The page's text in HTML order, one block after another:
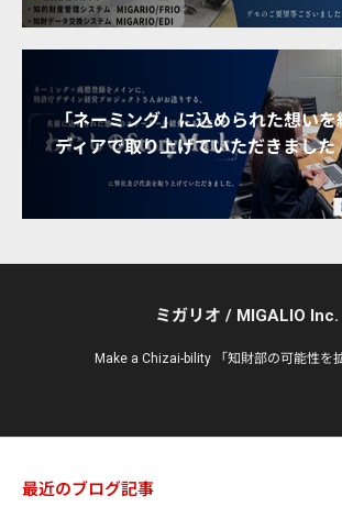
「ネーミング」に込められた想いを
ディアで取り上げていただきました
ミガリオ / MIGALIO Inc.
Make a Chizai-bility 「知財部の可能性を
最近のブログ記事